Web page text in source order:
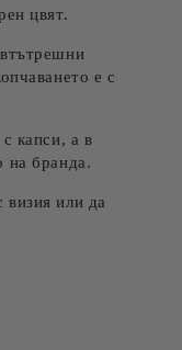
цвят.
е с
капси, а в
на бранда.
или да